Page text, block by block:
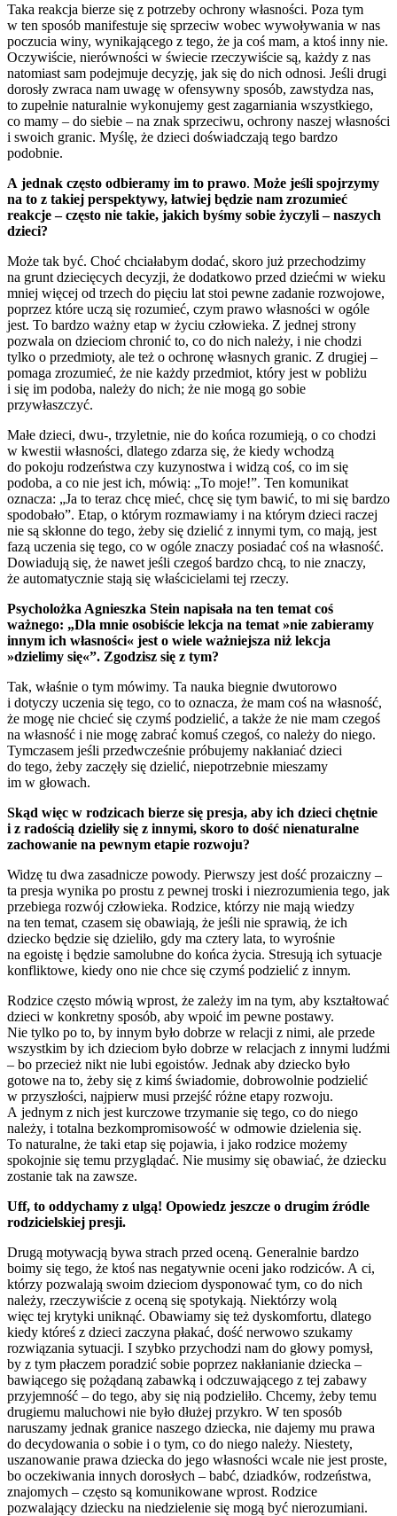
Taka reakcja bierze się z potrzeby ochrony własności. Poza tym
w ten sposób manifestuje się sprzeciw wobec wywoływania w nas
poczucia winy, wynikającego z tego, że ja coś mam, a ktoś inny nie.
Oczywiście, nierówności w świecie rzeczywiście są, każdy z nas
natomiast sam podejmuje decyzję, jak się do nich odnosi. Jeśli drugi
dorosły zwraca nam uwagę w ofensywny sposób, zawstydza nas,
to zupełnie naturalnie wykonujemy gest zagarniania wszystkiego,
co mamy – do siebie – na znak sprzeciwu, ochrony naszej własności
i swoich granic. Myślę, że dzieci doświadczają tego bardzo
podobnie.
A jednak często odbieramy im to prawo. Może jeśli spojrzymy
na to z takiej perspektywy, łatwiej będzie nam zrozumieć
reakcje – często nie takie, jakich byśmy sobie życzyli – naszych
dzieci?
Może tak być. Choć chciałabym dodać, skoro już przechodzimy
na grunt dziecięcych decyzji, że dodatkowo przed dziećmi w wieku
mniej więcej od trzech do pięciu lat stoi pewne zadanie rozwojowe,
poprzez które uczą się rozumieć, czym prawo własności w ogóle
jest. To bardzo ważny etap w życiu człowieka. Z jednej strony
pozwala on dzieciom chronić to, co do nich należy, i nie chodzi
tylko o przedmioty, ale też o ochronę własnych granic. Z drugiej –
pomaga zrozumieć, że nie każdy przedmiot, który jest w pobliżu
i się im podoba, należy do nich; że nie mogą go sobie
przywłaszczyć.
Małe dzieci, dwu-, trzyletnie, nie do końca rozumieją, o co chodzi
w kwestii własności, dlatego zdarza się, że kiedy wchodzą
do pokoju rodzeństwa czy kuzynostwa i widzą coś, co im się
podoba, a co nie jest ich, mówią: „To moje!”. Ten komunikat
oznacza: „Ja to teraz chcę mieć, chcę się tym bawić, to mi się bardzo
spodobało”. Etap, o którym rozmawiamy i na którym dzieci raczej
nie są skłonne do tego, żeby się dzielić z innymi tym, co mają, jest
fazą uczenia się tego, co w ogóle znaczy posiadać coś na własność.
Dowiadują się, że nawet jeśli czegoś bardzo chcą, to nie znaczy,
że automatycznie stają się właścicielami tej rzeczy.
Psycholożka Agnieszka Stein napisała na ten temat coś
ważnego: „Dla mnie osobiście lekcja na temat »nie zabieramy
innym ich własności« jest o wiele ważniejsza niż lekcja
»dzielimy się«”. Zgodzisz się z tym?
Tak, właśnie o tym mówimy. Ta nauka biegnie dwutorowo
i dotyczy uczenia się tego, co to oznacza, że mam coś na własność,
że mogę nie chcieć się czymś podzielić, a także że nie mam czegoś
na własność i nie mogę zabrać komuś czegoś, co należy do niego.
Tymczasem jeśli przedwcześnie próbujemy nakłaniać dzieci
do tego, żeby zaczęły się dzielić, niepotrzebnie mieszamy
im w głowach.
Skąd więc w rodzicach bierze się presja, aby ich dzieci chętnie
i z radością dzieliły się z innymi, skoro to dość nienaturalne
zachowanie na pewnym etapie rozwoju?
Widzę tu dwa zasadnicze powody. Pierwszy jest dość prozaiczny –
ta presja wynika po prostu z pewnej troski i niezrozumienia tego, jak
przebiega rozwój człowieka. Rodzice, którzy nie mają wiedzy
na ten temat, czasem się obawiają, że jeśli nie sprawią, że ich
dziecko będzie się dzieliło, gdy ma cztery lata, to wyrośnie
na egoistę i będzie samolubne do końca życia. Stresują ich sytuacje
konfliktowe, kiedy ono nie chce się czymś podzielić z innym.
Rodzice często mówią wprost, że zależy im na tym, aby kształtować
dzieci w konkretny sposób, aby wpoić im pewne postawy.
Nie tylko po to, by innym było dobrze w relacji z nimi, ale przede
wszystkim by ich dzieciom było dobrze w relacjach z innymi ludźmi
– bo przecież nikt nie lubi egoistów. Jednak aby dziecko było
gotowe na to, żeby się z kimś świadomie, dobrowolnie podzielić
w przyszłości, najpierw musi przejść różne etapy rozwoju.
A jednym z nich jest kurczowe trzymanie się tego, co do niego
należy, i totalna bezkompromisowość w odmowie dzielenia się.
To naturalne, że taki etap się pojawia, i jako rodzice możemy
spokojnie się temu przyglądać. Nie musimy się obawiać, że dziecku
zostanie tak na zawsze.
Uff, to oddychamy z ulgą! Opowiedz jeszcze o drugim źródle
rodzicielskiej presji.
Drugą motywacją bywa strach przed oceną. Generalnie bardzo
boimy się tego, że ktoś nas negatywnie oceni jako rodziców. A ci,
którzy pozwalają swoim dzieciom dysponować tym, co do nich
należy, rzeczywiście z oceną się spotykają. Niektórzy wolą
więc tej krytyki uniknąć. Obawiamy się też dyskomfortu, dlatego
kiedy któreś z dzieci zaczyna płakać, dość nerwowo szukamy
rozwiązania sytuacji. I szybko przychodzi nam do głowy pomysł,
by z tym płaczem poradzić sobie poprzez nakłanianie dziecka –
bawiącego się pożądaną zabawką i odczuwającego z tej zabawy
przyjemność – do tego, aby się nią podzieliło. Chcemy, żeby temu
drugiemu maluchowi nie było dłużej przykro. W ten sposób
naruszamy jednak granice naszego dziecka, nie dajemy mu prawa
do decydowania o sobie i o tym, co do niego należy. Niestety,
uszanowanie prawa dziecka do jego własności wcale nie jest proste,
bo oczekiwania innych dorosłych – babć, dziadków, rodzeństwa,
znajomych – często są komunikowane wprost. Rodzice
pozwalający dziecku na niedzielenie się mogą być nierozumiani.